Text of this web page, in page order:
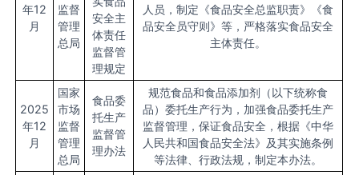
年12
月
监督
管理
总局
安全主
体责任
监督管
理规定
人员，制定《食品安全总监职责》《食
品安全员守则》等，严格落实食品安全
主体责任。
2025
年12
月
国家
市场
监督
管理
总局
食品委
托生产
监督管
理办法
规范食品和食品添加剂（以下统称食
品）委托生产行为，加强食品委托生产
监督管理，保证食品安全，根据《中华
人民共和国食品安全法》及其实施条例
等法律、行政法规，制定本办法。